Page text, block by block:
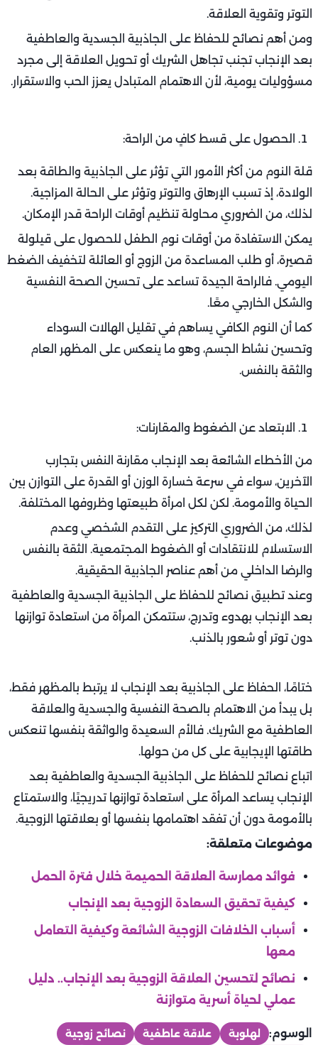
التوتر وتقوية العلاقة.
ومن أهم نصائح للحفاظ على الجاذبية الجسدية والعاطفية
بعد الإنجاب تجنب تجاهل الشريك أو تحويل العلاقة إلى مجرد
مسؤوليات يومية، لأن الاهتمام المتبادل يعزز الحب والاستقرار.
الحصول على قسط كافٍ من الراحة:
قلة النوم من أكثر الأمور التي تؤثر على الجاذبية والطاقة بعد
الولادة، إذ تسبب الإرهاق والتوتر وتؤثر على الحالة المزاجية.
لذلك، من الضروري محاولة تنظيم أوقات الراحة قدر الإمكان.
يمكن الاستفادة من أوقات نوم الطفل للحصول على قيلولة
قصيرة، أو طلب المساعدة من الزوج أو العائلة لتخفيف الضغط
اليومي. فالراحة الجيدة تساعد على تحسين الصحة النفسية
والشكل الخارجي معًا.
كما أن النوم الكافي يساهم في تقليل الهالات السوداء
وتحسين نشاط الجسم، وهو ما ينعكس على المظهر العام
والثقة بالنفس.
الابتعاد عن الضغوط والمقارنات:
من الأخطاء الشائعة بعد الإنجاب مقارنة النفس بتجارب
الآخرين، سواء في سرعة خسارة الوزن أو القدرة على التوازن بين
الحياة والأمومة. لكن لكل امرأة طبيعتها وظروفها المختلفة.
لذلك، من الضروري التركيز على التقدم الشخصي وعدم
الاستسلام للانتقادات أو الضغوط المجتمعية. الثقة بالنفس
والرضا الداخلي من أهم عناصر الجاذبية الحقيقية.
وعند تطبيق نصائح للحفاظ على الجاذبية الجسدية والعاطفية
بعد الإنجاب بهدوء وتدرج، ستتمكن المرأة من استعادة توازنها
دون توتر أو شعور بالذنب.
ختامًا، الحفاظ على الجاذبية بعد الإنجاب لا يرتبط بالمظهر فقط،
بل يبدأ من الاهتمام بالصحة النفسية والجسدية والعلاقة
العاطفية مع الشريك. فالأم السعيدة والواثقة بنفسها تنعكس
طاقتها الإيجابية على كل من حولها.
اتباع نصائح للحفاظ على الجاذبية الجسدية والعاطفية بعد
الإنجاب يساعد المرأة على استعادة توازنها تدريجيًا، والاستمتاع
بالأمومة دون أن تفقد اهتمامها بنفسها أو بعلاقتها الزوجية.
موضوعات متعلقة:
فوائد ممارسة العلاقة الحميمة خلال فترة الحمل
كيفية تحقيق السعادة الزوجية بعد الإنجاب
أسباب الخلافات الزوجية الشائعة وكيفية التعامل
معها
نصائح لتحسين العلاقة الزوجية بعد الإنجاب.. دليل
عملي لحياة أسرية متوازنة
الوسوم: لهلوبة علاقة عاطفية
نصائح زوجية